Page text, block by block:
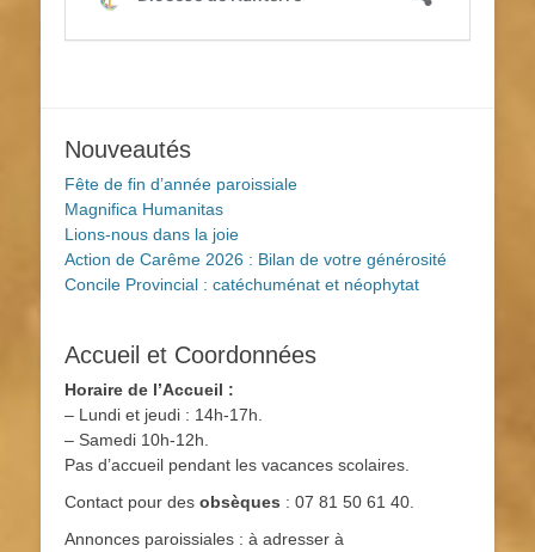
Nouveautés
Fête de fin d’année paroissiale
Magnifica Humanitas
Lions-nous dans la joie
Action de Carême 2026 : Bilan de votre générosité
Concile Provincial : catéchuménat et néophytat
Accueil et Coordonnées
Horaire de l’Accueil :
– Lundi et jeudi : 14h-17h.
– Samedi 10h-12h.
Pas d’accueil pendant les vacances scolaires.
Contact pour des obsèques : 07 81 50 61 40.
Annonces paroissiales : à adresser à